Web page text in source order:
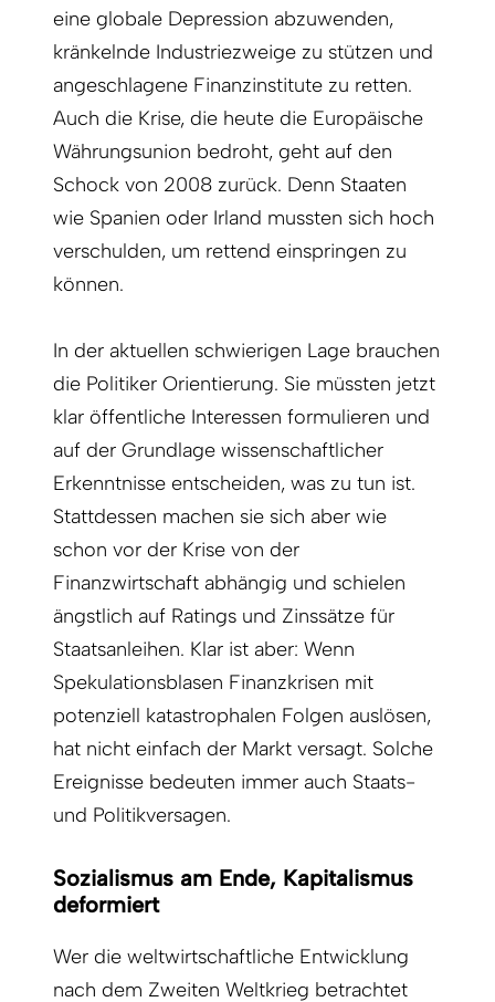
eine globale Depression abzuwenden,
kränkelnde Industriezweige zu stützen und
angeschlagene Finanzinstitute zu retten.
Auch die Krise, die heute die Europäische
Währungs­union bedroht, geht auf den
Schock von 2008 zurück. Denn Staaten
wie Spanien oder Irland mussten sich hoch
verschulden, um rettend einspringen zu
können.
In der aktuellen schwierigen Lage brauchen
die Politiker Orientierung. Sie müssten jetzt
klar öffentliche Interessen formulieren und
auf der Grundlage wissenschaftlicher
Erkenntnisse entscheiden, was zu tun ist.
Stattdessen machen sie sich aber wie
schon vor der Krise von der
Finanzwirtschaft abhängig und schielen
ängstlich auf Ratings und Zinssätze für
Staatsanleihen. Klar ist aber: Wenn
Spekulationsblasen Finanzkrisen mit
potenziell katastrophalen Folgen auslösen,
hat nicht einfach der Markt versagt. Solche
Ereignisse bedeuten immer auch Staats-
und Politikversagen.
Sozialismus am Ende, Kapitalismus
deformiert
Wer die weltwirtschaftliche Entwicklung
nach dem Zweiten Weltkrieg betrachtet